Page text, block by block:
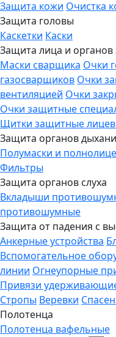
Защита кожи Очистка
Защита головы
Каскетки Каски
Защита лица и органов
Маски сварщика Очки
газосварщиков Очки
вентиляцией Очки
Очки защитные
Щитки защитные
Защита органов
Полумаски и
Фильтры
Защита органов слуха
Вкладыши
противошумные
Защита от падения с
Анкерные устройства
Вспомогательное
линии Огнеупорные
Привязи
Стропы Веревки
Полотенца
Полотенца вафельные